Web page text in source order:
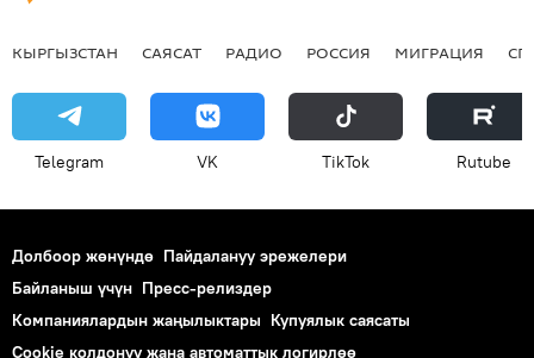
КЫРГЫЗСТАН САЯСАТ РАДИО РОССИЯ МИГРАЦИЯ
Telegram VK ТikТоk Rutube
Долбоор жөнүндө Пайдалануу эрежелери
Байланыш үчүн Пресс-релиздер
Компаниялардын жаңылыктары Купуялык саясаты
Cookie колдонуу жана автоматтык логирлөө